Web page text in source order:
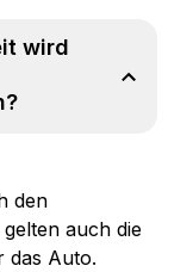
wird
den
auch die
das Auto.